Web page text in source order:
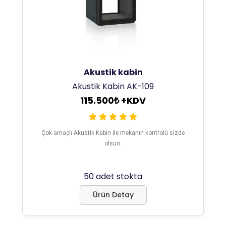
Akustik kabin
Akustik Kabin AK-109
115.500₺ +KDV
Çok amaçlı Akustik Kabin ile mekanın kontrolü sizde
olsun.
50 adet stokta
Ürün Detay